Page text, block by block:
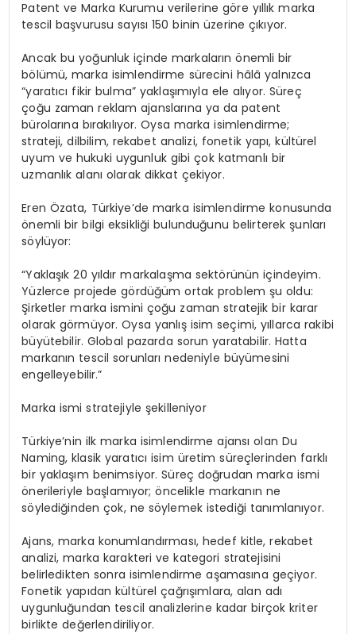
Patent ve Marka Kurumu verilerine göre yıllık marka
tescil başvurusu sayısı 150 binin üzerine çıkıyor.
Ancak bu yoğunluk içinde markaların önemli bir
bölümü, marka isimlendirme sürecini hâlâ yalnızca
“yaratıcı fikir bulma” yaklaşımıyla ele alıyor. Süreç
çoğu zaman reklam ajanslarına ya da patent
bürolarına bırakılıyor. Oysa marka isimlendirme;
strateji, dilbilim, rekabet analizi, fonetik yapı, kültürel
uyum ve hukuki uygunluk gibi çok katmanlı bir
uzmanlık alanı olarak dikkat çekiyor.
Eren Özata, Türkiye’de marka isimlendirme konusunda
önemli bir bilgi eksikliği bulunduğunu belirterek şunları
söylüyor:
“Yaklaşık 20 yıldır markalaşma sektörünün içindeyim.
Yüzlerce projede gördüğüm ortak problem şu oldu:
Şirketler marka ismini çoğu zaman stratejik bir karar
olarak görmüyor. Oysa yanlış isim seçimi, yıllarca rakibi
büyütebilir. Global pazarda sorun yaratabilir. Hatta
markanın tescil sorunları nedeniyle büyümesini
engelleyebilir.”
Marka ismi stratejiyle şekilleniyor
Türkiye’nin ilk marka isimlendirme ajansı olan Du
Naming, klasik yaratıcı isim üretim süreçlerinden farklı
bir yaklaşım benimsiyor. Süreç doğrudan marka ismi
önerileriyle başlamıyor; öncelikle markanın ne
söylediğinden çok, ne söylemek istediği tanımlanıyor.
Ajans, marka konumlandırması, hedef kitle, rekabet
analizi, marka karakteri ve kategori stratejisini
belirledikten sonra isimlendirme aşamasına geçiyor.
Fonetik yapıdan kültürel çağrışımlara, alan adı
uygunluğundan tescil analizlerine kadar birçok kriter
birlikte değerlendiriliyor.